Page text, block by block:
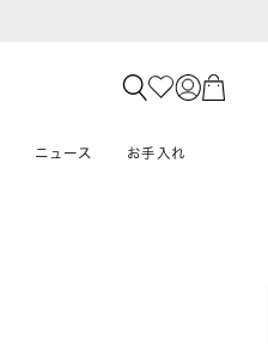
ニュース お手入れ